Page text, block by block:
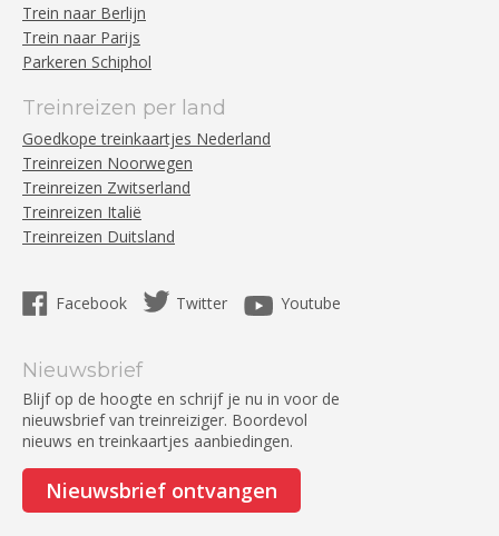
Trein naar Berlijn
Trein naar Parijs
Parkeren Schiphol
Treinreizen per land
Goedkope treinkaartjes Nederland
Treinreizen Noorwegen
Treinreizen Zwitserland
Treinreizen Italië
Treinreizen Duitsland
Facebook Twitter Youtube
Nieuwsbrief
Blijf op de hoogte en schrijf je nu in voor de
nieuwsbrief van treinreiziger. Boordevol
nieuws en treinkaartjes aanbiedingen.
Nieuwsbrief ontvangen